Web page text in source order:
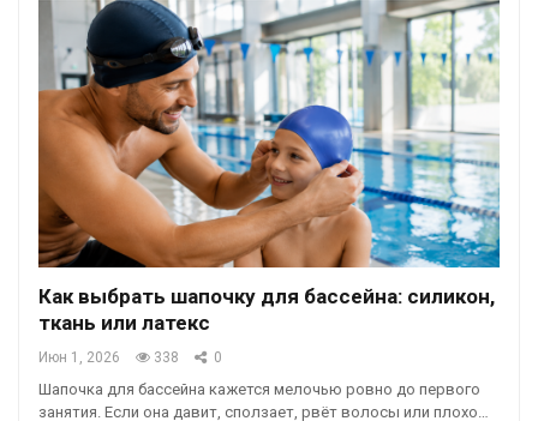
Как выбрать шапочку для бассейна: силикон,
ткань или латекс
Июн 1, 2026 338 0
Шапочка для бассейна кажется мелочью ровно до первого
занятия. Если она давит, сползает, рвёт волосы или плохо…